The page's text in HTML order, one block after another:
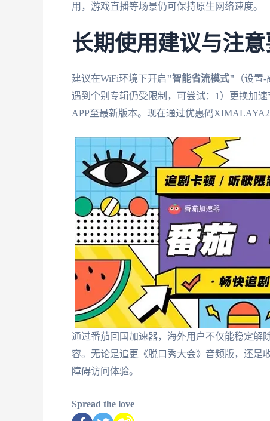
用，游戏直播等场景仍可保持原生网络速度。
长期使用建议与注意
建议在WiFi环境下开启"智能省流模式"
（设
遇到个别专辑仍受限制，可尝试：1）更换加
APP至最新版本。现在通过优惠码
通过番茄回国加速器，海外用户不仅能稳定解
容。无论是追更《脱口秀大会》音频版，还是
障碍访问体验。
Spread the love